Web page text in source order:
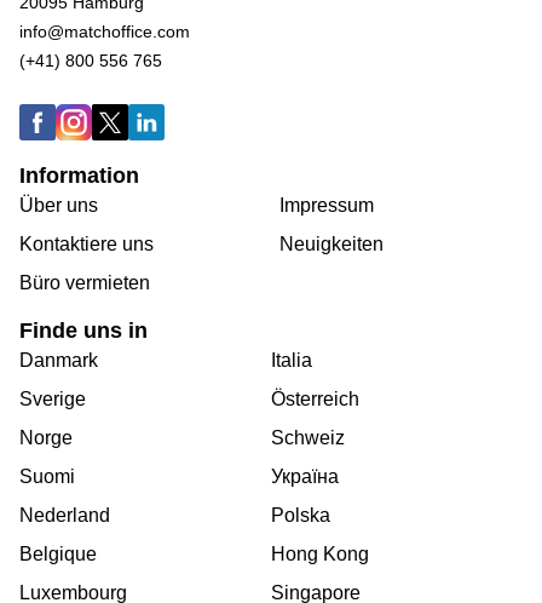
info@matchoffice.com
(+41) 800 556 765
Information
Über uns
Kontaktiere uns
Büro vermieten
Impressum
Neuigkeiten
Finde uns in
Danmark
Sverige
Norge
Suomi
Nederland
Belgique
Luxembourg
Italia
Österreich
Schweiz
Україна
Polska
Hong Kong
Singapore